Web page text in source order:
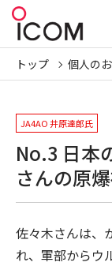
トップ 個人の
JA4AO 井原達郎氏
No.3 日本
さんの原
佐々木さんは、
れ、軍部からウ